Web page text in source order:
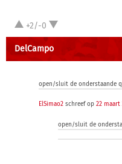
+2/-0
DelCampo
open/sluit de onderstaande
ElSimao2 schreef op 22 maart
open/sluit de